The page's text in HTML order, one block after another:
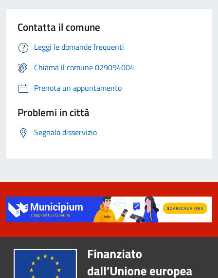
Contatta il comune
Leggi le domande frequenti
Chiama il comune 029094004
Prenota un appuntamento
Problemi in città
Segnala disservizio